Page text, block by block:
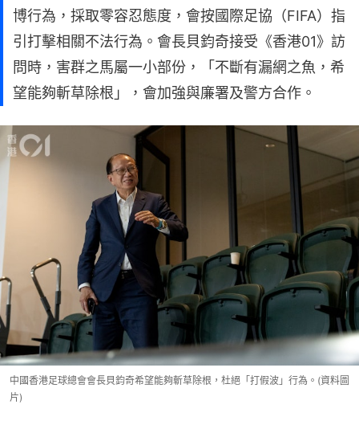
博行為，採取零容忍態度，會按國際足協（FIFA）指
引打擊相關不法行為。會長貝鈞奇接受《香港01》訪
問時，害群之馬屬一小部份，「不斷有漏網之魚，希
望能夠斬草除根」，會加強與廉署及警方合作。
中國香港足球總會會長貝鈞奇希望能夠斬草除根，杜絕「打假波」行為。(資料圖
片)